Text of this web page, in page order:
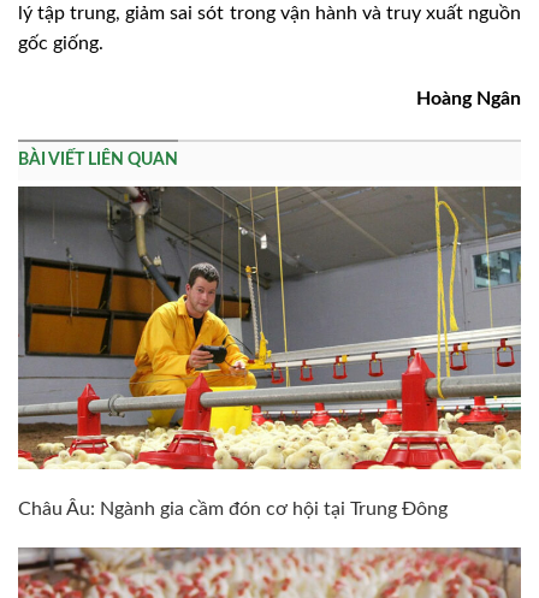
lý tập trung, giảm sai sót trong vận hành và truy xuất nguồn
gốc giống.
Hoàng Ngân
BÀI VIẾT LIÊN QUAN
Châu Âu: Ngành gia cầm đón cơ hội tại Trung Đông